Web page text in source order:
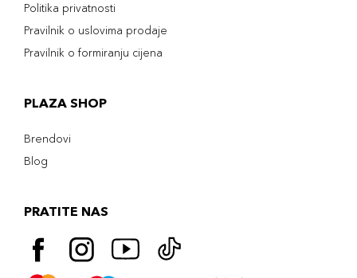
Politika privatnosti
Pravilnik o uslovima prodaje
Pravilnik o formiranju cijena
PLAZA SHOP
Brendovi
Blog
PRATITE NAS